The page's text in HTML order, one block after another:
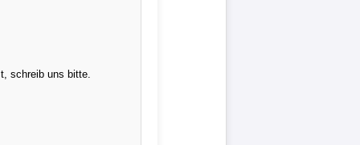
schreib uns bitte.